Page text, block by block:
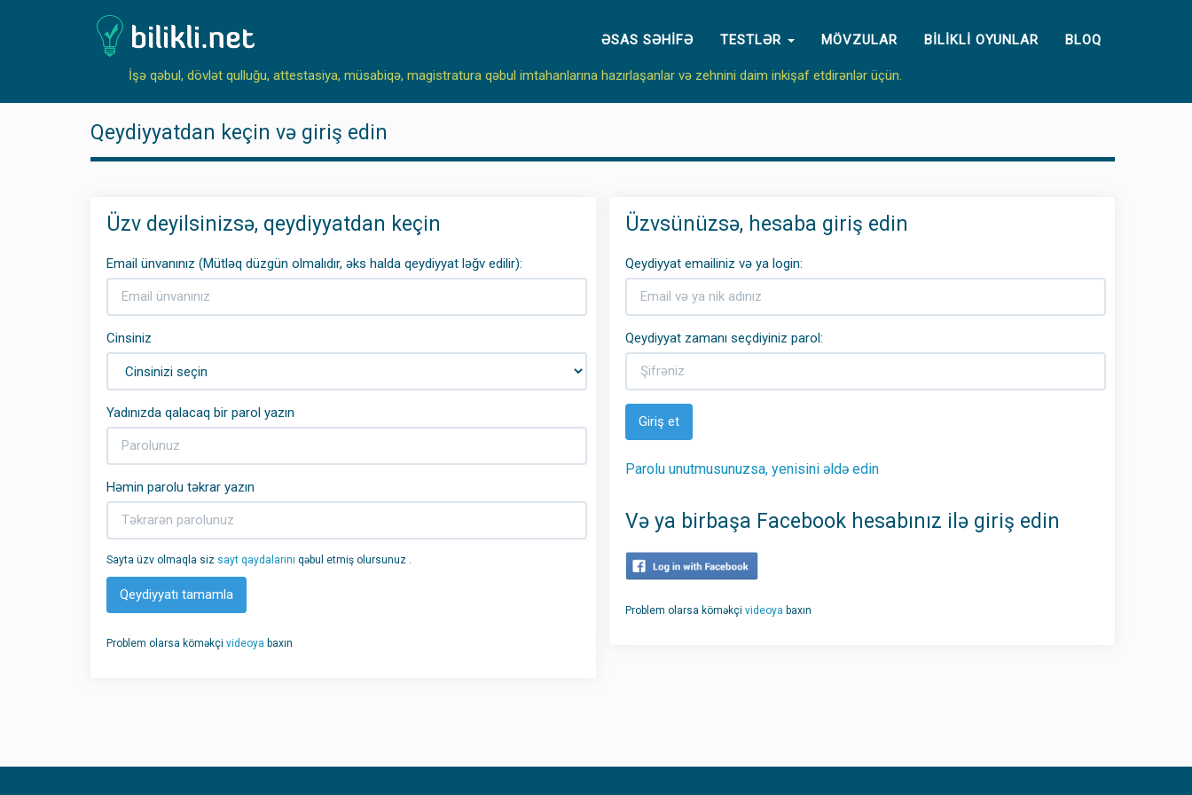
ƏSAS SƏHIFƏ TESTLƏR MÖVZULAR BILIKLI OYUNLAR BLOQ
İşə qəbul, dövlət qulluğu, attestasiya, müsabiqə, magistratura qəbul imtahanlarına hazırlaşanlar və zehnini daim inkişaf etdirənlər üçün.
Qeydiyyatdan keçin və giriş edin
Üzv deyilsinizsə, qeydiyyatdan keçin
Email ünvanınız (Mütləq düzgün olmalıdır, əks halda qeydiyyat ləğv edilir):
Cinsiniz
Yadınızda qalacaq bir parol yazın
Həmin parolu təkrar yazın
Sayta üzv olmaqla siz sayt qaydalarını qəbul etmiş olursunuz .
Problem olarsa köməkçi videoya baxın
Üzvsünüzsə, hesaba giriş edin
Qeydiyyat emailiniz və ya login:
Qeydiyyat zamanı seçdiyiniz parol:
Giriş et
Parolu unutmusunuzsa, yenisini əldə edin
Və ya birbaşa Facebook hesabınız ilə giriş edin
Problem olarsa köməkçi videoya baxın